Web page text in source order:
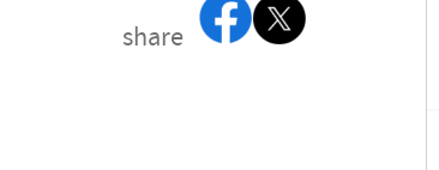
share